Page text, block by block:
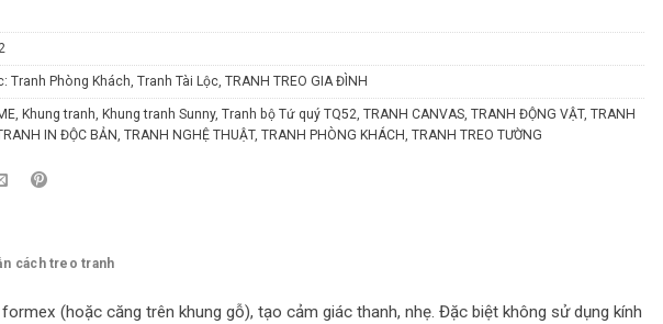
Tranh Phòng Khách, Tranh Tài Lộc, TRANH TREO GIA ĐÌNH
, Khung tranh, Khung tranh Sunny, Tranh bộ Tứ quý TQ52, TRANH CANVAS, TRANH ĐỘNG VẬT, TRANH
IN ĐỘC BẢN, TRANH NGHỆ THUẬT, TRANH PHÒNG KHÁCH, TRANH TREO TƯỜNG
cách treo tranh
(hoặc căng trên khung gỗ), tạo cảm giác thanh, nhẹ. Đặc biệt không sử dụng kính